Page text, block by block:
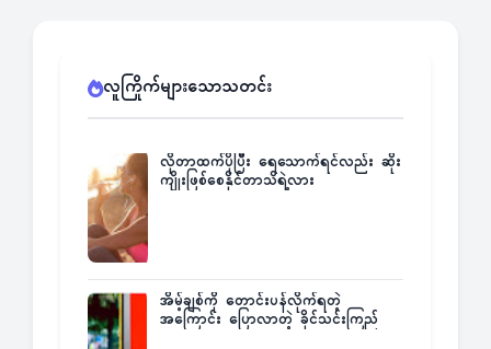
လူကြိုက်များသောသတင်း
လိုတာထက်ပိုပြီး ရေသောက်ရင်လည်း ဆိုး
ကျိုးဖြစ်စေနိုင်တာသိရဲ့လား
အိမ့်ချစ်ကို တောင်းပန်လိုက်ရတဲ့
အကြောင်း ပြောလာတဲ့ ခိုင်သင်းကြည်